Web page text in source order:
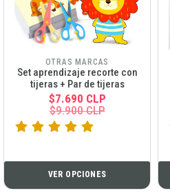
OTRAS MARCAS
Set aprendizaje recorte con
tijeras + Par de tijeras
$7.690 CLP
$9.900 CLP
VER OPCIONES